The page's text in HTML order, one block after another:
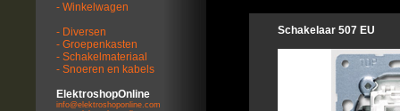
- Winkelwagen
- Diversen
- Groepenkasten
- Schakelmateriaal
- Snoeren en kabels
ElektroshopOnline
info@elektroshoponline.com
Schakelaar 507 EU